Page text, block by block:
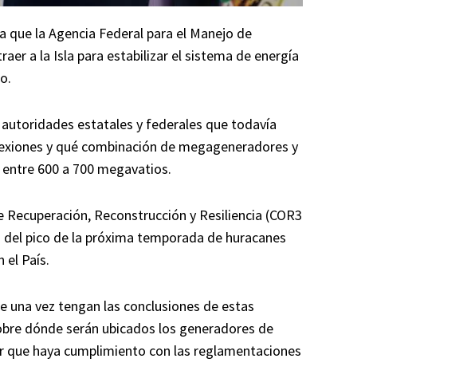
la Agencia Federal para el Manejo de
a la Isla para estabilizar el sistema de energía
autoridades estatales y federales que todavía
y qué combinación de megageneradores y
600 a 700 megavatios.
Reconstrucción y Resiliencia (COR3
pico de la próxima temporada de huracanes
el País.
una vez tengan las conclusiones de estas
dónde serán ubicados los generadores de
haya cumplimiento con las reglamentaciones